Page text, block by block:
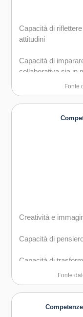
Capacità di
attitudini
Capacità di
collaborativa sia in
Capacità di
Capacità di creare
Capacità di
Capacità di
Capacità di favorire
Fonte
Creatività e
Capacità di
Capacità di
Capacità di
Fonte